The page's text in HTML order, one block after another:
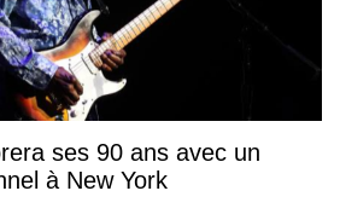
ses 90 ans avec un
à New York